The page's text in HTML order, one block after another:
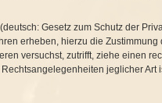
Gesetz zum Schutz der
erheben, hierzu die
versuchst, zutrifft, ziehe einen
jeglicher